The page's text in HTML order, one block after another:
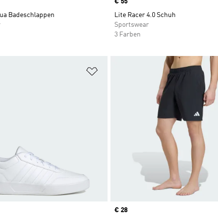
Badeschlappen
Lite Racer 4.0 Schuh
Sportswear
3 Farben
Zur Wunschliste hinzufügen
Price
€ 28